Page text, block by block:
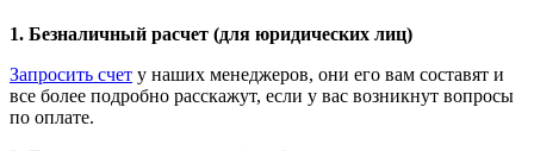
1. Безналичный расчет (для юридических лиц)
Запросить счет у наших менеджеров, они его вам составят и
все более подробно расскажут, если у вас возникнут вопросы
по оплате.